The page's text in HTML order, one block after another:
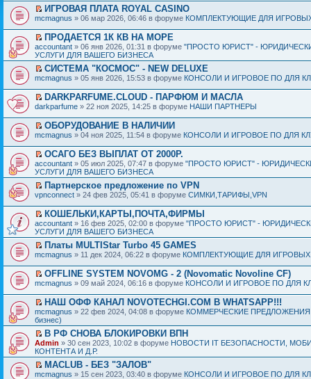
ИГРОВАЯ ПЛАТА ROYAL CASINO
mcmagnus » 06 мар 2026, 06:46 в форуме КОМПЛЕКТУЮЩИЕ ДЛЯ
ПРОДАЕТСЯ 1К КВ НА МОРЕ
accountant » 06 янв 2026, 01:31 в форуме "ПРОСТО ЮРИСТ" -
УСЛУГИ ДЛЯ ВАШЕГО БИЗНЕСА
СИСТЕМА "КОСМОС" - NEW DELUXE
mcmagnus » 05 янв 2026, 15:53 в форуме КОНСОЛИ И ИГРОВОЕ ПО ДЛЯ
DARKPARFUME.CLOUD - ПАРФЮМ И МАСЛА
darkparfume » 22 ноя 2025, 14:25 в форуме НАШИ ПАРТНЕРЫ
ОБОРУДОВАНИЕ В НАЛИЧИИ
mcmagnus » 04 ноя 2025, 11:54 в форуме КОНСОЛИ И ИГРОВОЕ ПО ДЛЯ
ОСАГО БЕЗ ВЫПЛАТ ОТ 2000Р.
accountant » 05 июл 2025, 07:47 в форуме "ПРОСТО ЮРИСТ" -
УСЛУГИ ДЛЯ ВАШЕГО БИЗНЕСА
Партнерское предложение по VPN
vpnconnect » 24 фев 2025, 05:41 в форуме СИМКИ,ТАРИФЫ,VPN
КОШЕЛЬКИ,КАРТЫ,ПОЧТА,ФИРМЫ
accountant » 16 фев 2025, 02:00 в форуме "ПРОСТО ЮРИСТ" -
УСЛУГИ ДЛЯ ВАШЕГО БИЗНЕСА
Платы MULTIStar Turbo 45 GAMES
mcmagnus » 11 дек 2024, 06:22 в форуме КОМПЛЕКТУЮЩИЕ ДЛЯ ИГРОВЫХ
OFFLINE SYSTEM NOVOMG - 2 (Novomatic Novoline CF)
mcmagnus » 09 май 2024, 06:16 в форуме КОНСОЛИ И ИГРОВОЕ ПО ДЛЯ
НАШ ОФФ КАНАЛ NOVOTECHGI.COM В WHATSAPP!!!
mcmagnus » 22 фев 2024, 04:08 в форуме КОММЕРЧЕСКИЕ ПРЕДЛОЖЕНИЯ
бизнес)
В РФ СНОВА БЛОКИРОВКИ ВПН
Admin » 30 сен 2023, 10:02 в форуме НОВОСТИ IT БЕЗОПАСНОСТИ,
КОНТЕНТА И Д.Р.
MACLUB - БЕЗ "ЗАЛОВ"
mcmagnus » 15 сен 2023, 03:40 в форуме КОНСОЛИ И ИГРОВОЕ ПО ДЛЯ